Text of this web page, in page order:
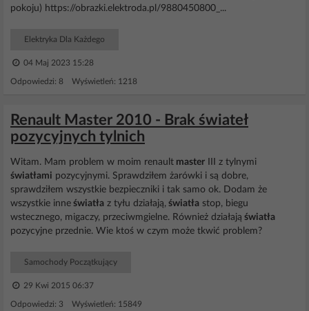
pokoju) https://obrazki.elektroda.pl/9880450800_...
Elektryka Dla Każdego
04 Maj 2023 15:28
Odpowiedzi: 8 Wyświetleń: 1218
Renault Master 2010 - Brak świateł
pozycyjnych tylnich
Witam. Mam problem w moim renault master III z tylnymi
światłami pozycyjnymi. Sprawdziłem żarówki i są dobre,
sprawdziłem wszystkie bezpieczniki i tak samo ok. Dodam że
wszystkie inne światła z tyłu działają, światła stop, biegu
wstecznego, migaczy, przeciwmgielne. Również działają światła
pozycyjne przednie. Wie ktoś w czym może tkwić problem?
Samochody Początkujący
29 Kwi 2015 06:37
Odpowiedzi: 3 Wyświetleń: 15849